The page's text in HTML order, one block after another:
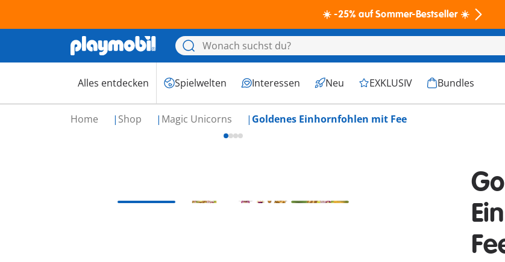
☀️ -25% auf Sommer-Bestseller ☀️
Alles entdecken Spielwelten Interessen Neu EXKLUSIV Bundles
Home Shop Magic Unicorns Goldenes Einhornfohlen mit Fee